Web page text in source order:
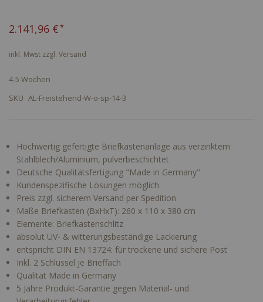
images
2.141,96 €
inkl. Mwst zzgl. Versand
4-5 Wochen
SKU AL-Freistehend-W-o-sp-14-3
Hochwertig gefertigte Briefkastenanlage aus verzinktem
Stahlblech/Aluminium, pulverbeschichtet
Deutsche Qualitätsfertigung "Made in Germany"
Kundenspezifische Lösungen möglich
Preis zzgl. sicherem Versand per Spedition
Maße Briefkasten (BxHxT): 260 x 110 x 380 cm
Elemente: Briefkastenschlitz
absolut UV- & witterungsbeständige Lackierung
entspricht DIN EN 13724: für trockene und sichere Post
Inkl. 2 Schlüssel je Brieffach
Qualität Made in Germany
5 Jahre Produkt-Garantie gegen Material- und